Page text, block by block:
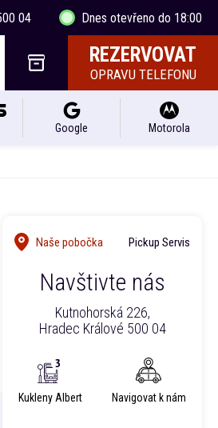
04 Dnes otevřeno do 18:00
REZERVOVAT
OPRAVU TELEFONU
Google Motorola
Naše pobočka Pickup Servis
Navštivte nás
Kutnohorská 226,
Hradec Králové 500 04
Kukleny Albert Navigovat k nám